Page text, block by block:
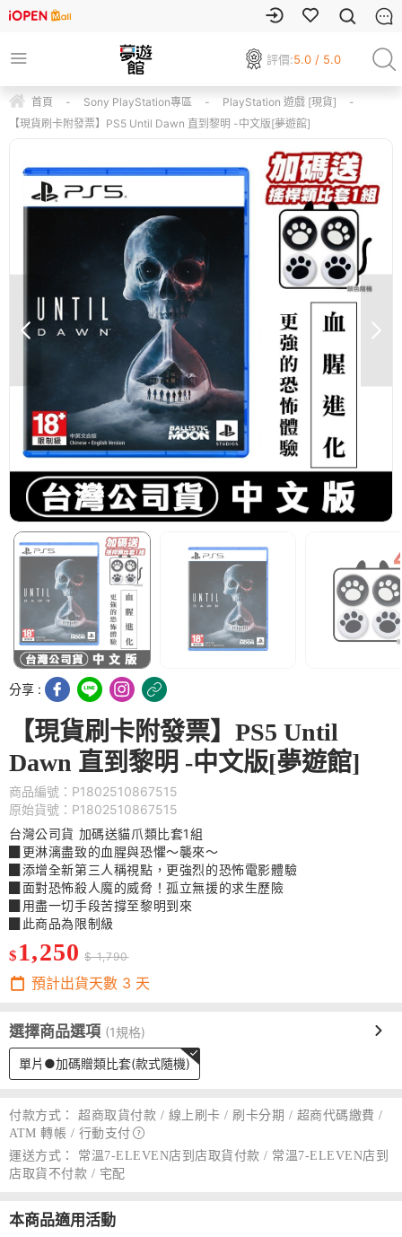
評價:5.0 / 5.0
首頁 - Sony PlayStation專區 - PlayStation 遊戲 [現貨]
-
【現貨刷卡附發票】PS5 Until Dawn 直到黎明 -中文版[夢遊館]
分享 :
【現貨刷卡附發票】PS5 Until
Dawn 直到黎明 -中文版[夢遊館]
商品編號：P1802510867515
原始貨號：P1802510867515
台灣公司貨 加碼送貓爪類比套1組
▉更淋漓盡致的血腥與恐懼～襲來～
▉添增全新第三人稱視點，更強烈的恐怖電影體驗
▉面對恐怖殺人魔的威脅！孤立無援的求生歷險
▉用盡一切手段苦撐至黎明到來
▉此商品為限制級
$ 1,250 $ 1,790
預計出貨天數 3 天
選擇商品選項 (1規格)
單片●加碼贈類比套(款式隨機)
付款方式：
超商取貨付款 / 線上刷卡 / 刷卡分期 / 超商代碼繳費 /
ATM 轉帳 / 行動支付
運送方式：
常溫7-ELEVEN店到店取貨付款 / 常溫7-ELEVEN店到
店取貨不付款 / 宅配
本商品適用活動